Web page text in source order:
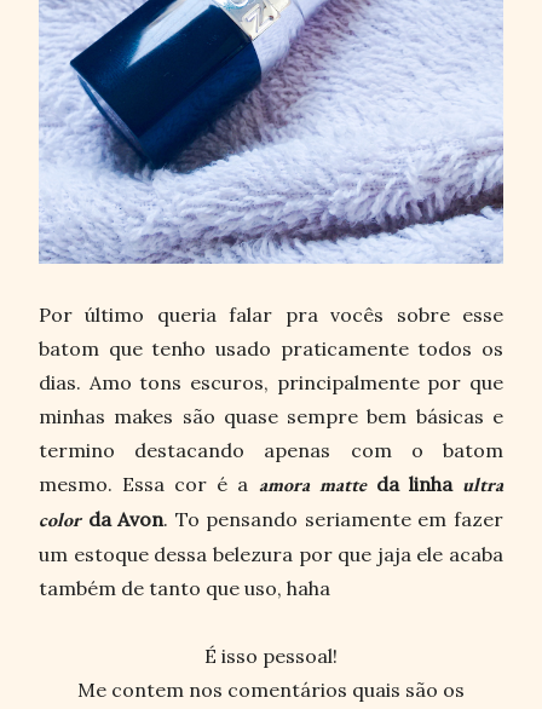
Por último queria falar pra vocês sobre esse
batom que tenho usado praticamente todos os
dias. Amo tons escuros, principalmente por que
minhas makes são quase sempre bem básicas e
termino destacando apenas com o batom
mesmo. Essa cor é a amora matte da linha ultra
colorda Avon. To pensando seriamente em fazer
um estoque dessa belezura por que jaja ele acaba
também de tanto que uso, haha
É isso pessoal!
Me contem nos comentários quais são os